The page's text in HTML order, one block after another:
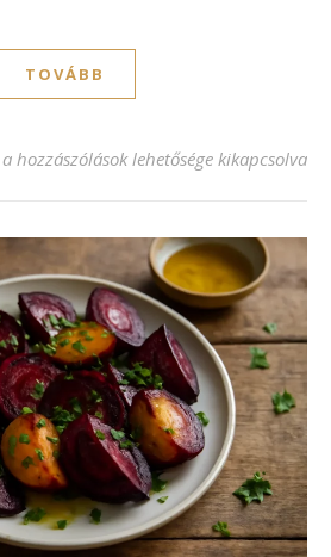
TOVÁBB
Céklás finomságok: ínycsiklandó cékla
a hozzászólások lehetősége kikapcsolva